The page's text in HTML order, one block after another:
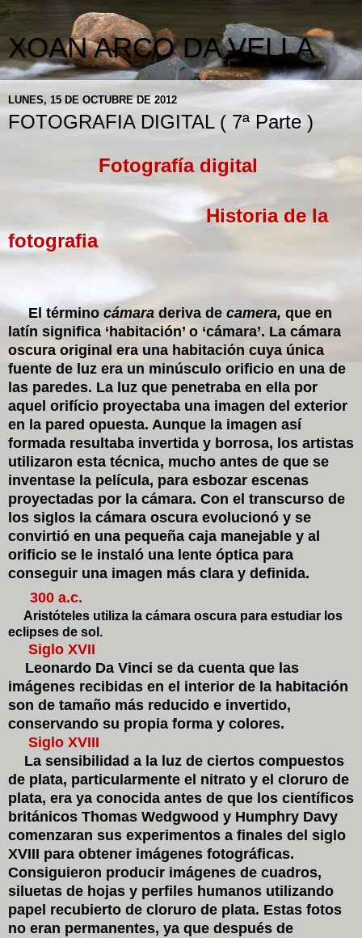
XOAN ARCO DA VELLA
LUNES, 15 DE OCTUBRE DE 2012
FOTOGRAFIA DIGITAL ( 7ª Parte )
Fotografía digital
Historia de la
fotografia
El término cámara deriva de camera, que en
latín significa ‘habitación’ o ‘cámara’. La cámara
oscura original era una habitación cuya única
fuente de luz era un minúsculo orificio en una de
las paredes. La luz que penetraba en ella por
aquel orifício proyectaba una imagen del exterior
en la pared opuesta. Aunque la imagen así
formada resultaba invertida y borrosa, los artistas
utilizaron esta técnica, mucho antes de que se
inventase la película, para esbozar escenas
proyectadas por la cámara. Con el transcurso de
los siglos la cámara oscura evolucionó y se
convirtió en una pequeña caja manejable y al
orificio se le instaló una lente óptica para
conseguir una imagen más clara y definida.
300 a.c.
Aristóteles utiliza la cámara oscura para estudiar los
eclipses de sol.
Siglo XVII
Leonardo Da Vinci se da cuenta que las
imágenes recibidas en el interior de la habitación
son de tamaño más reducido e invertido,
conservando su propia forma y colores.
Siglo XVIII
La sensibilidad a la luz de ciertos compuestos
de plata, particularmente el nitrato y el cloruro de
plata, era ya conocida antes de que los científicos
británicos Thomas Wedgwood y Humphry Davy
comenzaran sus experimentos a finales del siglo
XVIII para obtener imágenes fotográficas.
Consiguieron producir imágenes de cuadros,
siluetas de hojas y perfiles humanos utilizando
papel recubierto de cloruro de plata. Estas fotos
no eran permanentes, ya que después de